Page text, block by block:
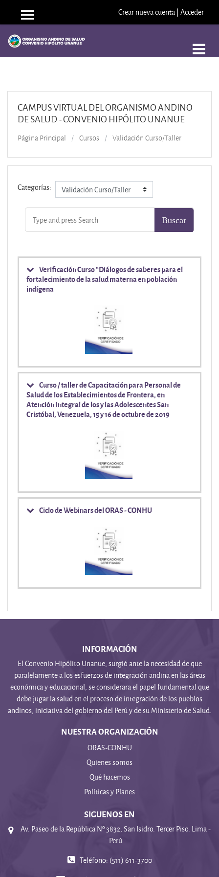
Panel lateral Crear nueva cuenta | Acceder
CAMPUS VIRTUAL DEL ORGANISMO ANDINO
DE SALUD - CONVENIO HIPÓLITO UNANUE
Página Principal Cursos Validación Curso/Taller
Categorías:
Verificación Curso “Diálogos de saberes para el
fortalecimiento de la salud materna en población
indígena
Curso / taller de Capacitación para Personal de
Salud de los Establecimientos de Frontera, en
Atención Integral de los y las Adolescentes San
Cristóbal, Venezuela, 15 y 16 de octubre de 2019
Ciclo de Webinars del ORAS - CONHU
INFORMACIÓN
El Convenio Hipólito Unanue, surgió ante la necesidad de que
paralelamente a los esfuerzos de integración andina en las áreas
económica y educacional, se considerara el papel fundamental que
debe jugar la salud en el proceso de integración de los pueblos
andinos, iniciativa del gobierno del Perú y de su Ministerio de Salud.
NUESTRA ORGANIZACIÓN
ORAS-CONHU
Quienes somos
Qué hacemos
Políticas y Planes
SIGUENOS EN
Av. Paseo de la República Nº 3832, San Isidro. Tercer Piso. Lima -
Perú
Teléfono: (511) 611-3700